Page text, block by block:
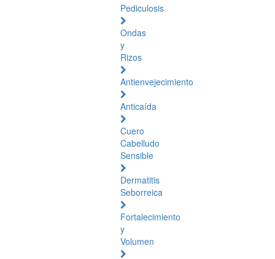
Pediculosis
Ondas
y
Rizos
Antienvejecimiento
Anticaída
Cuero
Cabelludo
Sensible
Dermatitis
Seborreica
Fortalecimiento
y
Volumen